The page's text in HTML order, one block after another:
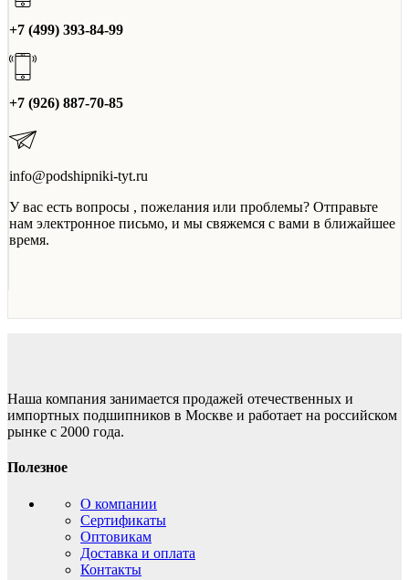
+7 (499) 393-84-99
+7 (926) 887-70-85
info@podshipniki-tyt.ru
У вас есть вопросы , пожелания или проблемы? Отправьте
нам электронное письмо, и мы свяжемся с вами в ближайшее
время.
Наша компания занимается продажей отечественных и
импортных подшипников в Москве и работает на российском
рынке с 2000 года.
Полезное
О компании
Сертификаты
Оптовикам
Доставка и оплата
Контакты